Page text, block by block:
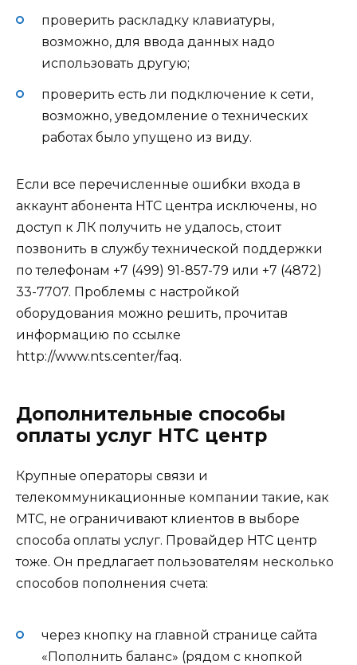
проверить раскладку клавиатуры,
возможно, для ввода данных надо
использовать другую;
проверить есть ли подключение к сети,
возможно, уведомление о технических
работах было упущено из виду.
Если все перечисленные ошибки входа в
аккаунт абонента НТС центра исключены, но
доступ к ЛК получить не удалось, стоит
позвонить в службу технической поддержки
по телефонам +7 (499) 91-857-79 или +7 (4872)
33-7707. Проблемы с настройкой
оборудования можно решить, прочитав
информацию по ссылке
http://www.nts.center/faq.
Дополнительные способы
оплаты услуг НТС центр
Крупные операторы связи и
телекоммуникационные компании такие, как
МТС, не ограничивают клиентов в выборе
способа оплаты услуг. Провайдер НТС центр
тоже. Он предлагает пользователям несколько
способов пополнения счета:
через кнопку на главной странице сайта
«Пополнить баланс» (рядом с кнопкой